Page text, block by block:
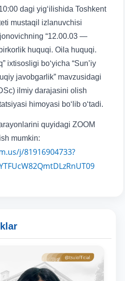
dagi yig‘ilishida Toshkent
mustaqil izlanuvchisi
“12.00.03 —
huquqi. Oila huquqi.
ixtisosligi bo‘yicha “Sun’iy
javobgarlik” mavzusidagi
ilmiy darajasini olish
himoyasi bo‘lib o‘tadi.
quyidagi ZOOM
mumkin:
j/81916904733?
8. Bakalavriat kvotasi (3)
✉️ Adminga yozish